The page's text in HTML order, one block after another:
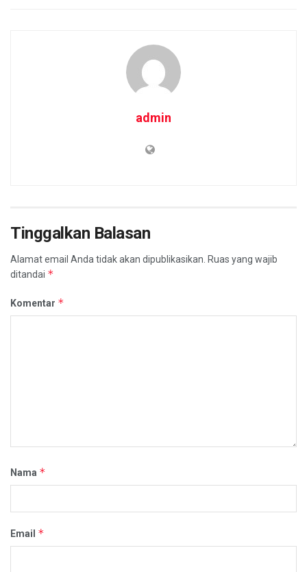
admin
Tinggalkan Balasan
Alamat email Anda tidak akan dipublikasikan. Ruas yang wajib
ditandai *
Komentar *
Nama *
Email *